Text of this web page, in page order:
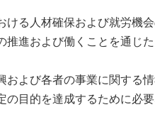
ける人材確保および就労機
推進および働くことを通じ
および各者の事業に関する
の目的を達成するために必